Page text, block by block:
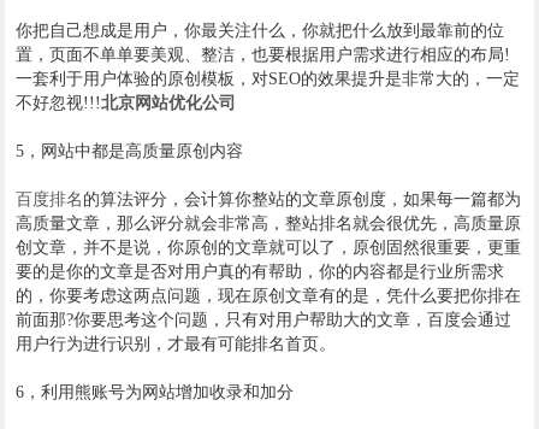
你把自己想成是用户，你最关注什么，你就把什么放到最靠前的位
置，页面不单单要美观、整洁，也要根据用户需求进行相应的布局!
一套利于用户体验的原创模板，对SEO的效果提升是非常大的，一定
不好忽视!!!北京网站优化公司
5，网站中都是高质量原创内容
百度排名 的算法评分，会计算你整站的文章原创度，如果每一篇都为
高质量文章，那么评分就会非常高，整站排名就会很优先，高质量原
创文章，并不是说，你原创的文章就可以了，原创固然很重要，更重
要的是你的文章是否对用户真的有帮助，你的内容都是行业所需求
的，你要考虑这两点问题，现在原创文章有的是，凭什么要把你排在
前面那?你要思考这个问题，只有对用户帮助大的文章，百度会通过
用户行为进行识别，才最有可能排名首页。
6，利用熊账号为网站增加收录和加分